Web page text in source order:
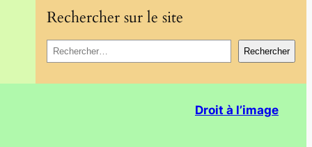
Rechercher sur le site
R
e
c
Rechercher
Droit à l’image